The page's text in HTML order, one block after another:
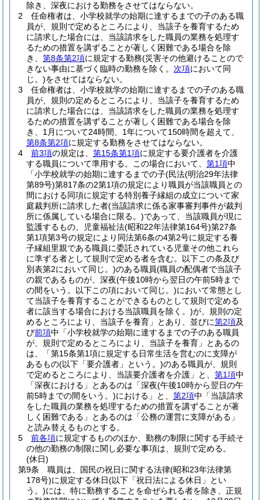
除き、深夜における勤務をさせてはならない。
2
任命権者は、小学校就学の始期に達するまでの子のある職
員が、規則で定めるところにより、当該子を養育するため
に請求した場合には、当該請求をした職員の業務を処理す
るための措置を講ずることが著しく困難である場合を除
き、 第8条第2項に規定する勤務(災害その他避けることので
きない事由に基づく臨時の勤務を除く。 次項において同
じ。)をさせてはならない。
3
任命権者は、小学校就学の始期に達するまでの子のある職
員が、規則の定めるところにより、当該子を養育するため
に請求した場合には、当該請求をした職員の業務を処理す
るための措置を講ずることが著しく困難である場合を除
き、1月について24時間、1年について150時間を超えて、
第8条第2項に規定する勤務をさせてはならない。
4
前3項の規定は、 第15条第1項に規定する要介護者を介護
する職員について準用する。
この場合において、 第1項中
「小学校就学の始期に達するまでの子(民法(明治29年法律
第89号)第817条の2第1項の規定により職員が当該職員との
間における同項に規定する特別養子縁組の成立について家
庭裁判所に請求した者(当該請求に係る家事審判事件が裁判
所に係属している場合に限る。)であって、当該職員が現に
監護するもの、児童福祉法(昭和22年法律第164号)第27条
第1項第3号の規定により同法第6条の4第2号に規定する養
子縁組里親である職員に委託されている児童その他これら
に準ずる者として規則で定める者を含む。以下この条及び
別表第2において同じ。)のある職員(職員の配偶者で当該子
の親であるものが、深夜(午後10時から翌日の午前5時まで
の間をいう。以下この項において同じ。)において常態とし
て当該子を養育することができるものとして規則で定める
者に該当する場合における当該職員を除く。)が、規則の定
めるところにより、当該子を養育」とあり、並びに第2項及
び前項中「小学校就学の始期に達するまでの子のある職員
が、規則で定めるところにより、当該子を養育」とあるの
は、「第15条第1項に規定する日常生活を営むのに支障が
あるもの(以下「要介護者」という。)のある職員が、規則
で定めるところにより、当該要介護者を介護」と、 第1項中
「深夜における」とあるのは「深夜(午後10時から翌日の午
前5時までの間をいう。)における」と、 第2項中「当該請求
をした職員の業務を処理するための措置を講ずることが著
しく困難である」とあるのは「公務の運営に支障がある」
と読み替えるものとする。
5
前各項に規定するもののほか、勤務の制限に関する手続そ
の他の勤務の制限に関し必要な事項は、規則で定める。
(休日)
第9条
職員は、国民の祝日に関する法律(昭和23年法律第
178号)に規定する休日(以下「祝日法による休日」とい
う。)には、特に勤務することを命ぜられる者を除き、正規